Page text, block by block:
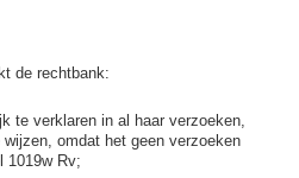
de rechtbank:
te verklaren in al haar verzoeken,
omdat het geen verzoeken
1019w Rv;